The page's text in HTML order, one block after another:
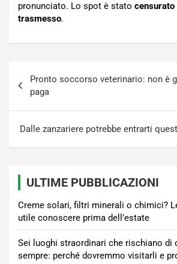
pronunciato. Lo spot è stato censurato
trasmesso.
articoli
Pronto soccorso veterinario: non è
paga
Dalle zanzariere potrebbe entrarti
ULTIME PUBBLICAZIONI
Creme solari, filtri minerali o chimici?
utile conoscere prima dell’estate
Sei luoghi straordinari che rischiano di
sempre: perché dovremmo visitarli e